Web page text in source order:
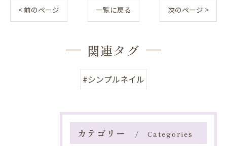
< 前のページ 一覧に戻る 次のページ >
関連タグ
#シンプルネイル
カテゴリー Categories